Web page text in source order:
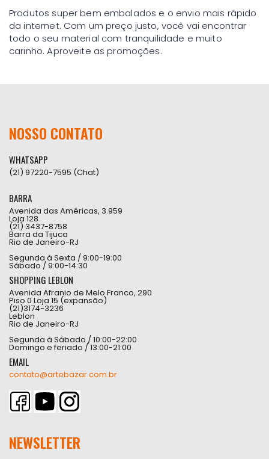
Produtos super bem embalados e o envio mais rápido
da internet. Com um preço justo, você vai encontrar
todo o seu material com tranquilidade e muito
carinho. Aproveite as promoções.
NOSSO CONTATO
WHATSAPP
(21) 97220-7595 (Chat)
BARRA
Avenida das Américas, 3.959
Loja 128
(21) 3437-8758
Barra da Tijuca
Rio de Janeiro-RJ
Segunda à Sexta / 9:00-19:00
Sábado / 9:00-14:30
SHOPPING LEBLON
Avenida Afranio de Melo Franco, 290
Piso 0 Loja 15 (expansão)
(21)3174-3236
Leblon
Rio de Janeiro-RJ
Segunda à Sábado / 10:00-22:00
Domingo e feriado / 13:00-21:00
EMAIL
contato@artebazar.com.br
NEWSLETTER